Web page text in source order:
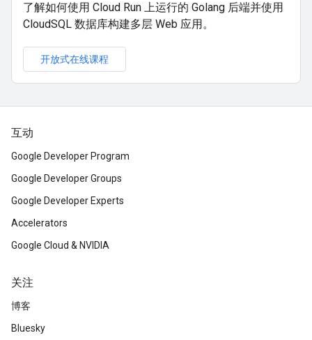
了解如何使用 Cloud Run 上运行的 Golang 后端并使用
CloudSQL 数据库构建多层 Web 应用。
开放式在线课程
互动
Google Developer Program
Google Developer Groups
Google Developer Experts
Accelerators
Google Cloud & NVIDIA
关注
博客
Bluesky